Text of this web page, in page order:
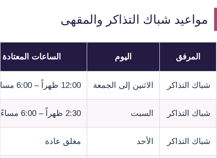
مواعيد شباك التذاكر والمقهى
المرفق اليوم الساعات المعتادة
شباك التذاكر الاثنين إلى الجمعة 12:00 ظهراً – 6:00 مساءً
شباك التذاكر السبت 2:30 ظهراً – 6:00 مساءً
شباك التذاكر الأحد مغلق عادة